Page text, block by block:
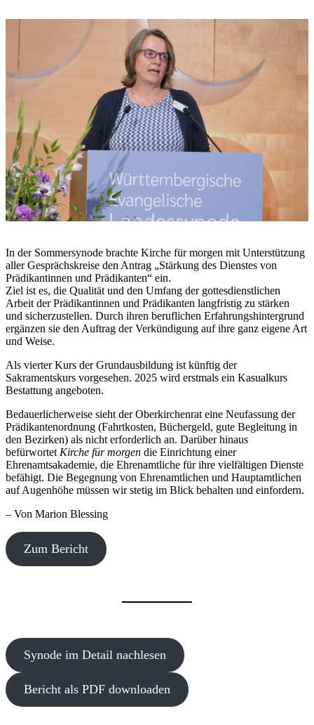
In der Sommersynode brachte Kirche für morgen mit Unterstützung
aller Gesprächskreise den Antrag „Stärkung des Dienstes von
Prädikantinnen und Prädikanten“ ein.
Ziel ist es, die Qualität und den Umfang der gottesdienstlichen
Arbeit der Prädikantinnen und Prädikanten langfristig zu stärken
und sicherzustellen. Durch ihren beruflichen Erfahrungshintergrund
ergänzen sie den Auftrag der Verkündigung auf ihre ganz eigene Art
und Weise.
Als vierter Kurs der Grundausbildung ist künftig der
Sakramentskurs vorgesehen. 2025 wird erstmals ein Kasualkurs
Bestattung angeboten.
Bedauerlicherweise sieht der Oberkirchenrat eine Neufassung der
Prädikantenordnung (Fahrtkosten, Büchergeld, gute Begleitung in
den Bezirken) als nicht erforderlich an. Darüber hinaus
befürwortet Kirche für morgen die Einrichtung einer
Ehrenamtsakademie, die Ehrenamtliche für ihre vielfältigen Dienste
befähigt. Die Begegnung von Ehrenamtlichen und Hauptamtlichen
auf Augenhöhe müssen wir stetig im Blick behalten und einfordern.
– Von Marion Blessing
Zum Bericht
Synode im Detail nachlesen
Bericht als PDF downloaden